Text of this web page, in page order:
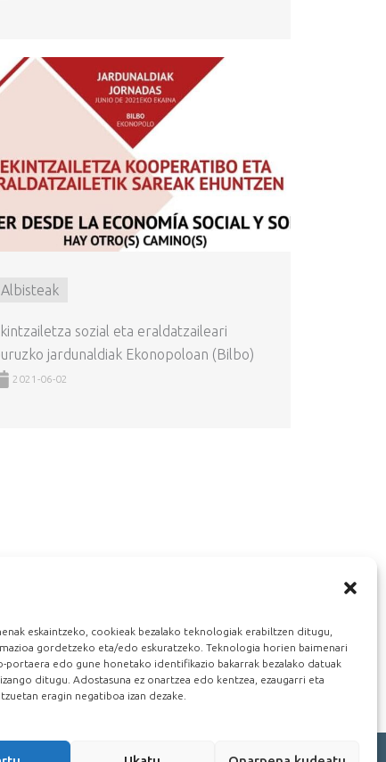
eskaintzeko, cookieak bezalako teknologiak erabiltzen ditugu,
gordetzeko eta/edo eskuratzeko. Teknologia horien baimenari
portaera edo gune honetako identifikazio bakarrak bezalako datuak
ditugu. Adostasuna ez onartzea edo kentzea, ezaugarri eta
eragin negatiboa izan dezake.
Albisteak
sozial eta eraldatzaileari
jardunaldiak Ekonopoloan (Bilbo)
2021-06-02